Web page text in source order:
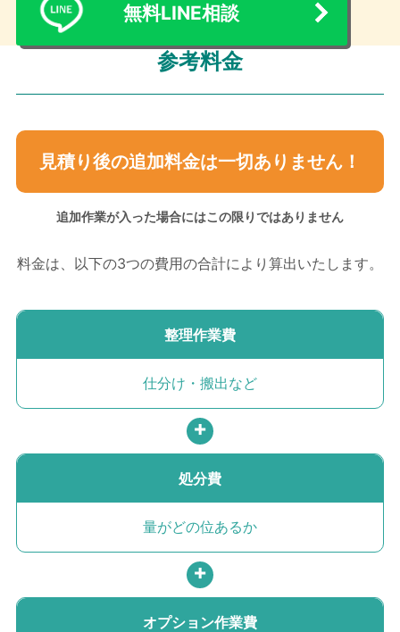
無料LINE相談
参考料金
見積り後の追加料金は一切ありません！
追加作業が入った場合にはこの限りではありません
料金は、以下の3つの費用の合計により算出いたします。
整理作業費
仕分け・搬出など
処分費
量がどの位あるか
オプション作業費